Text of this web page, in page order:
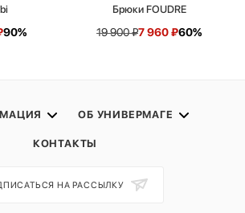
90%
Брюки FOUDRE
19 900₽7 960₽60%
ОБ УНИВЕРМАГЕ
КОНТАКТЫ
НА РАССЫЛКУ